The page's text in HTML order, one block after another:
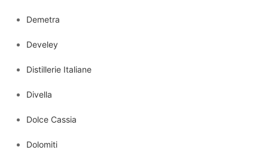
Demetra
Develey
Distillerie Italiane
Divella
Dolce Cassia
Dolomiti